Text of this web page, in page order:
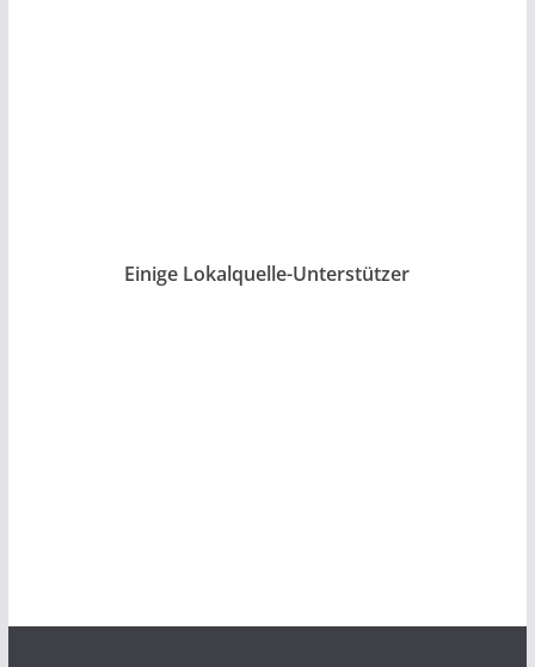
Einige Lokalquelle-Unterstützer